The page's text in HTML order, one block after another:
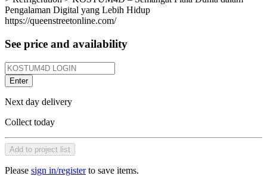
Pengalaman Digital yang Lebih Hidup
https://queenstreetonline.com/
See price and availability
Enter
Next day delivery
Collect today
Add to project list
Please sign in/registerto save items.